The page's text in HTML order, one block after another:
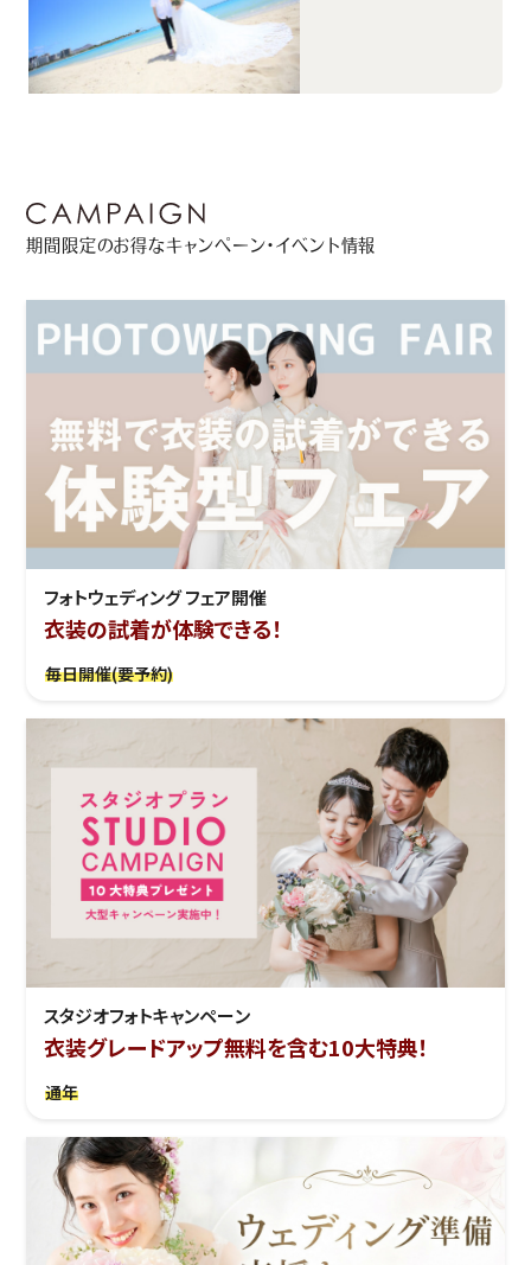
期間限定のお得なキャンペーン・イベント情報
フォトウェディング フェア開催
衣装の試着が体験できる！
毎日開催(要予約)
スタジオフォトキャンペーン
衣装グレードアップ無料を含む10大特典！
通年